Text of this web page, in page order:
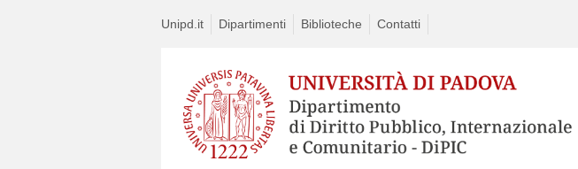
Unipd.it Dipartimenti Biblioteche Contatti